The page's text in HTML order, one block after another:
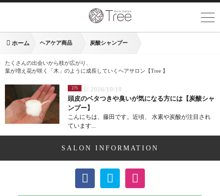
ホーム ヘアケア商品 炭酸シャンプー
たくさんの出会いから枝が広がり、
葉が増え花が咲く「木」のように成長していくヘアサロン【Tree 】
275
2016/10/19
頭皮のベタつきや臭いが気になる方には【炭酸シャ
ンプー】
こんにちは、藤田です。近頃、 水素や炭酸が注目され
ています...
SALON INFORMATION